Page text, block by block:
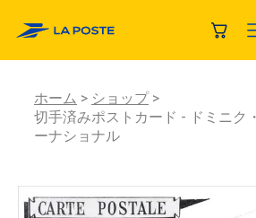
ホーム
ショップ
切手済みポストカード - ドミニク
ーナショナル